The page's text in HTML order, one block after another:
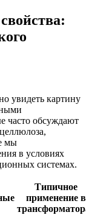
увидеть картину
часто обсуждают
мы
в условиях
системах.
Типичное
применение в